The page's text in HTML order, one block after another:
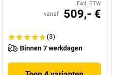
Excl. BTW
vanaf 509,- €
(3)
Binnen 7 werkdagen